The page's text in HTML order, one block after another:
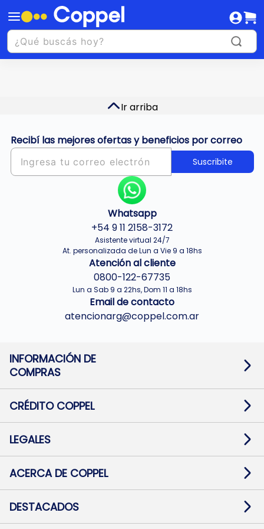
Ir arriba
Recibí las mejores ofertas y beneficios por correo
Suscribite
Whatsapp
+54 9 11 2158-3172
Asistente virtual 24/7
At. personalizada de Lun a Vie 9 a 18hs
Atención al cliente
0800-122-67735
Lun a Sab 9 a 22hs, Dom 11 a 18hs
Email de contacto
atencionarg@coppel.com.ar
INFORMACIÓN DE
COMPRAS
Términos y condiciones
Botón de arrepentimiento
Mapa de sitio
CRÉDITO COPPEL
Solicitar Crédito
Medios de Pago
Pago Fácil Online
LEGALES
Baja contratos
Defensa al consumidor CABA
ACERCA DE COPPEL
Trabajá con Nosotros
Preguntas Frecuentes
DESTACADOS